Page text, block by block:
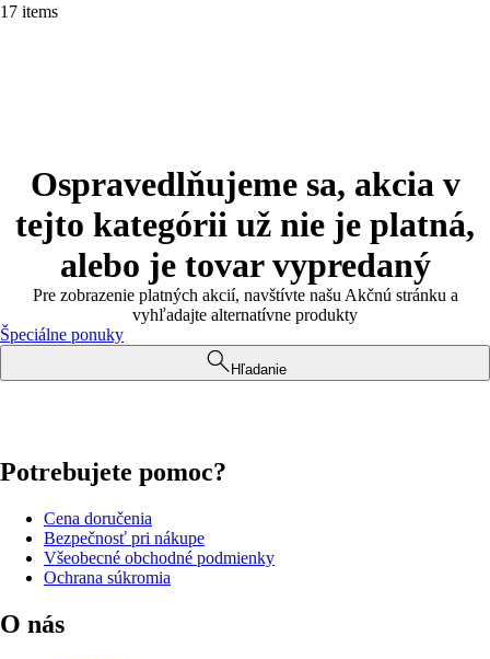
17 items
Ospravedlňujeme sa, akcia v
tejto kategórii už nie je platná,
alebo je tovar vypredaný
Pre zobrazenie platných akcií, navštívte našu Akčnú stránku a
vyhľadajte alternatívne produkty
Špeciálne ponuky
Hľadanie
Potrebujete pomoc?
Cena doručenia
Bezpečnosť pri nákupe
Všeobecné obchodné podmienky
Ochrana súkromia
O nás